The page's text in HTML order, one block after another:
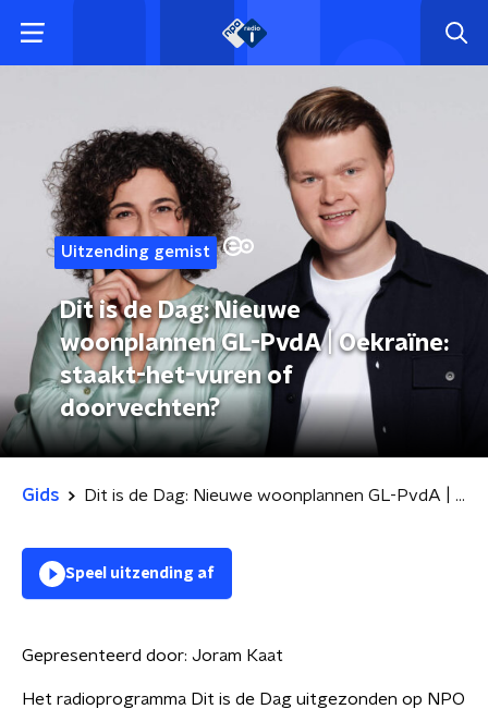
Uitzending gemist
Dit is de Dag: Nieuwe
woonplannen GL-PvdA | Oekraïne:
staakt-het-vuren of
doorvechten?
Gids Dit is de Dag: Nieuwe woonplannen GL-PvdA | Oekraïne: staakt-het-vuren of doorvechten?
Speel uitzending af
Gepresenteerd door: Joram Kaat
Het radioprogramma Dit is de Dag uitgezonden op NPO